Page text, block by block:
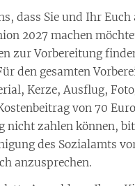
dass Sie und Ihr Euch
2027 machen
zur Vorbereitung
den gesamten
Kerze, Ausflug,
von 70
nicht zahlen können,
des Sozialamts
anzusprechen.